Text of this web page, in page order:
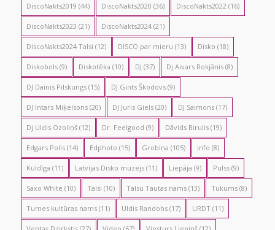
DiscoNakts2019 (44) DiscoNakts2020 (36) DiscoNakts2022 (16)
DiscoNakts2023 (21) DiscoNakts2024(21)
DiscoNakts2024 Talsi (12) DISCO par mieru (13) Disko (18)
Diskobols(9) Diskotēka (10) DJ (37) Dj Aivars Rokjānis(8)
DJ Dainis Pilskungs(15) DJ Gints Škodovs(9)
DJ Intars Miķelsons(20) DJ Juris Giels(20) DJ Saimons(17)
Dj Uldis Ozoliņš(12) Dr. Feelgood (9) Dāvids Birulis(19)
Edgars Polis(14) Edphoto (15) Grobiņa (105) info (8)
Kuldīga (11) Latvijas Disko muzejs(11) Liepāja (9) Pulss(9)
Saxo White (10) Talsi (10) Talsu Tautas nams(13) Tukums(8)
Tumes kultūras nams(11) Uldis Randohs(17) URDT(11)